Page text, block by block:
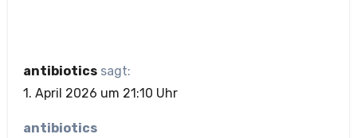
antibiotics sagt:
1. April 2026 um 21:10 Uhr
antibiotics